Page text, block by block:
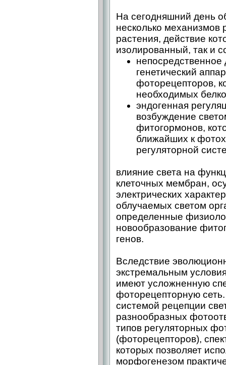
На сегодняшний день
несколько механизмов
растения, действие
изолированный, так и
непосредственное
генетический
фоторецепторов,
необходимых
эндогенная
возбуждение
фитогормонов,
ближайших к
регуляторной
влияние света на
клеточных мембран,
электрических
облучаемых светом
определенные
новообразование
генов.
Вследствие
экстремальным
имеют усложненную
фоторецепторную
системой рецепции
разнообразных
типов регуляторных
(фоторецепторов),
которых позволяет
морфогенезом